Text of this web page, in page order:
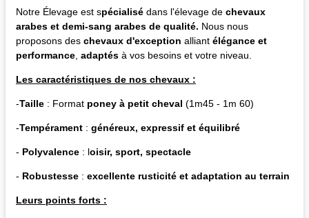
Notre Élevage est spécialisé dans l'élevage de chevaux
arabes et demi-sang arabes de qualité. Nous nous
proposons des chevaux d'exception alliant élégance et
performance adaptés à vos besoins et votre niveau.
Les caractéristiques de nos chevaux :
-Taille : Format poney à petit cheval (1m45 - 1m 60)
-Tempérament : généreux, expressif et équilibré
- Polyvalence : loisir, sport, spectacle
- Robustesse : excellente rusticité et adaptation au terrain
Leurs points forts :